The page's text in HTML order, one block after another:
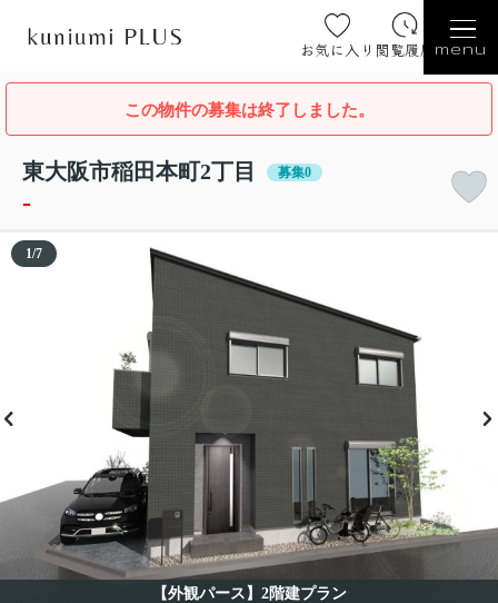
お気に入り 閲覧履歴 menu
この物件の募集は終了しました。
東大阪市稲田本町2丁目 募集0
-
【外観パース】2階建プラン
1/7